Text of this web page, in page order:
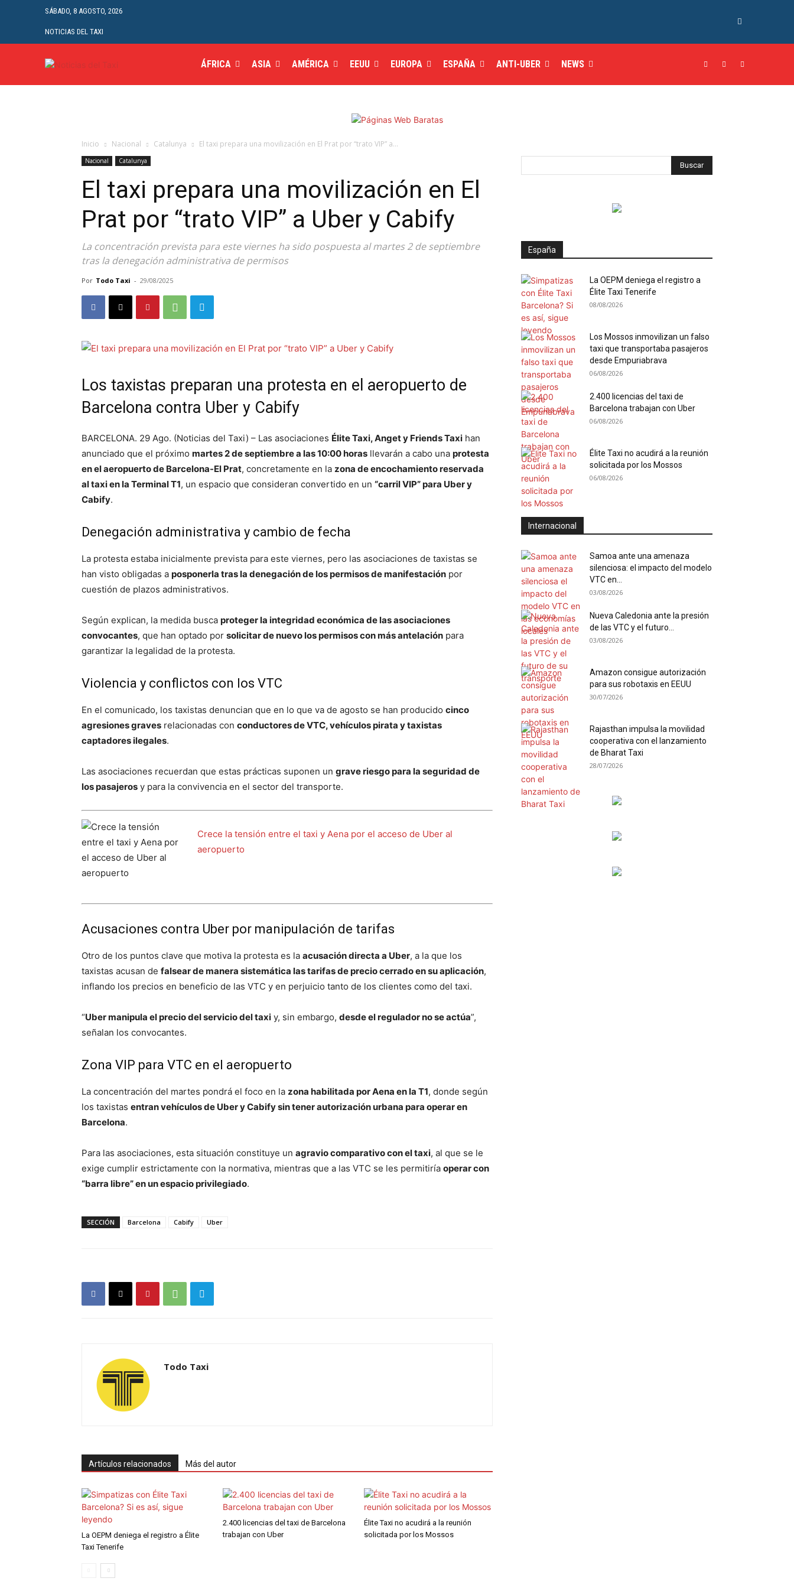
SÁBADO, 8 AGOSTO, 2026
NOTICIAS DEL TAXI
ÁFRICA ASIA AMÉRICA EEUU EUROPA ESPAÑA ANTI-UBER NEWS
Inicio Nacional Catalunya El taxi prepara una movilización en El Prat por “trato VIP” a...
Nacional Catalunya
El taxi prepara una movilización en El
Prat por “trato VIP” a Uber y Cabify
La concentración prevista para este viernes ha sido pospuesta al martes 2 de septiembre
tras la denegación administrativa de permisos
Por Todo Taxi - 29/08/2025
Los taxistas preparan una protesta en el aeropuerto de
Barcelona contra Uber y Cabify
BARCELONA. 29 Ago. (Noticias del Taxi) – Las asociaciones Élite Taxi, Anget y Friends Taxi han
anunciado que el próximo martes 2 de septiembre a las 10:00 horas llevarán a cabo una protesta
en el aeropuerto de Barcelona-El Prat, concretamente en la zona de encochamiento reservada
al taxi en la Terminal T1, un espacio que consideran convertido en un “carril VIP” para Uber y
Cabify.
Denegación administrativa y cambio de fecha
La protesta estaba inicialmente prevista para este viernes, pero las asociaciones de taxistas se
han visto obligadas a posponerla tras la denegación de los permisos de manifestación por
cuestión de plazos administrativos.
Según explican, la medida busca proteger la integridad económica de las asociaciones
convocantes, que han optado por solicitar de nuevo los permisos con más antelación para
garantizar la legalidad de la protesta.
Violencia y conflictos con los VTC
En el comunicado, los taxistas denuncian que en lo que va de agosto se han producido cinco
agresiones graves relacionadas con conductores de VTC, vehículos pirata y taxistas
captadores ilegales.
Las asociaciones recuerdan que estas prácticas suponen un grave riesgo para la seguridad de
los pasajeros y para la convivencia en el sector del transporte.
Crece la tensión entre el taxi y Aena por el acceso de Uber al
aeropuerto
Acusaciones contra Uber por manipulación de tarifas
Otro de los puntos clave que motiva la protesta es la acusación directa a Uber, a la que los
taxistas acusan de falsear de manera sistemática las tarifas de precio cerrado en su aplicación,
inflando los precios en beneficio de las VTC y en perjuicio tanto de los clientes como del taxi.
“Uber manipula el precio del servicio del taxi y, sin embargo, desde el regulador no se actúa”,
señalan los convocantes.
Zona VIP para VTC en el aeropuerto
La concentración del martes pondrá el foco en la zona habilitada por Aena en la T1, donde según
los taxistas entran vehículos de Uber y Cabify sin tener autorización urbana para operar en
Barcelona.
Para las asociaciones, esta situación constituye un agravio comparativo con el taxi, al que se le
exige cumplir estrictamente con la normativa, mientras que a las VTC se les permitiría operar con
“barra libre” en un espacio privilegiado.
SECCIÓN Barcelona Cabify Uber
Todo Taxi
Artículos relacionados Más del autor
La OEPM deniega el registro a Élite
Taxi Tenerife
2.400 licencias del taxi de Barcelona
trabajan con Uber
Élite Taxi no acudirá a la reunión
solicitada por los Mossos
España
La OEPM deniega el registro a
Élite Taxi Tenerife
08/08/2026
Los Mossos inmovilizan un falso
taxi que transportaba pasajeros
desde Empuriabrava
06/08/2026
2.400 licencias del taxi de
Barcelona trabajan con Uber
06/08/2026
Élite Taxi no acudirá a la reunión
solicitada por los Mossos
06/08/2026
Internacional
Samoa ante una amenaza
silenciosa: el impacto del modelo
VTC en...
03/08/2026
Nueva Caledonia ante la presión
de las VTC y el futuro...
03/08/2026
Amazon consigue autorización
para sus robotaxis en EEUU
30/07/2026
Rajasthan impulsa la movilidad
cooperativa con el lanzamiento
de Bharat Taxi
28/07/2026